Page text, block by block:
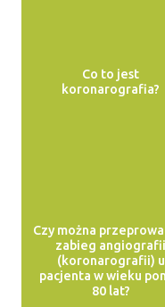
Co to jest
koronarografia?
Czy można
zabieg angiografii
(koronarografii) u
pacjenta w wieku
80 lat?